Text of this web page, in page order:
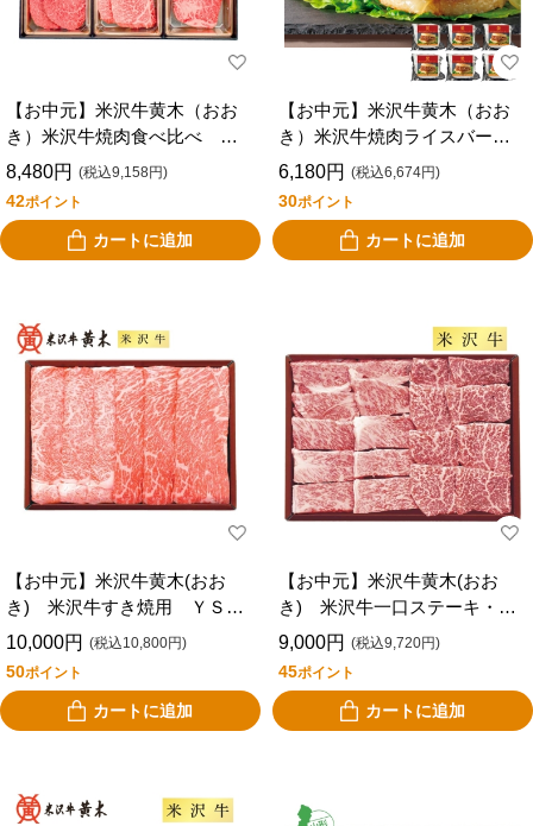
【お中元】米沢牛黄木（おお
き）米沢牛焼肉食べ比べ Ｙ
ＹＴ７５
8,480円 (税込9,158円)
42ポイント
カートに追加
【お中元】米沢牛黄木（おお
き）米沢牛焼肉ライスバーガ
ー ＲＢ５３
6,180円 (税込6,674円)
30ポイント
カートに追加
【お中元】米沢牛黄木(おお
き) 米沢牛すき焼用 ＹＳ９
２
10,000円 (税込10,800円)
50ポイント
カートに追加
【お中元】米沢牛黄木(おお
き) 米沢牛一口ステーキ・焼
肉用 ＳＴＹ９０
9,000円 (税込9,720円)
45ポイント
カートに追加